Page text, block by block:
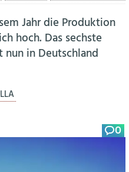
Jahr die Produktion
hoch. Das sechste
nun in Deutschland
0